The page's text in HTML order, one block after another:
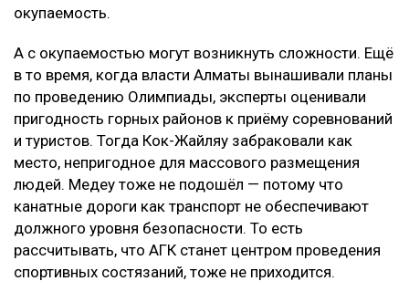
окупаемость.
А с окупаемостью могут возникнуть сложности. Ещё
в то время, когда власти Алматы вынашивали планы
по проведению Олимпиады, эксперты оценивали
пригодность горных районов к приёму соревнований
и туристов. Тогда Кок-Жайляу забраковали как
место, непригодное для массового размещения
людей. Медеу тоже не подошёл — потому что
канатные дороги как транспорт не обеспечивают
должного уровня безопасности. То есть
рассчитывать, что АГК станет центром проведения
спортивных состязаний, тоже не приходится.